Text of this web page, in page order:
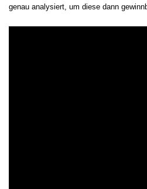
genau analysiert, um diese dann